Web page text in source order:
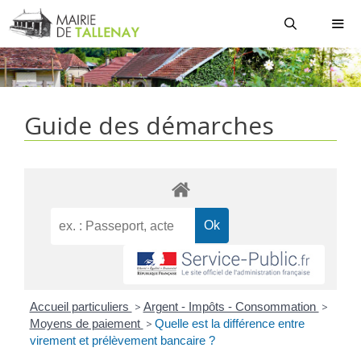
Aller
au
contenu
Guide des démarches
Accueil particuliers > Argent - Impôts - Consommation >
Moyens de paiement > Quelle est la différence entre
virement et prélèvement bancaire ?